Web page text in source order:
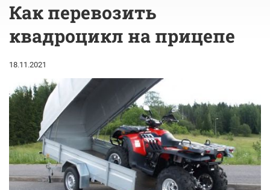
Как перевозить
квадроцикл на прицепе
18.11.2021